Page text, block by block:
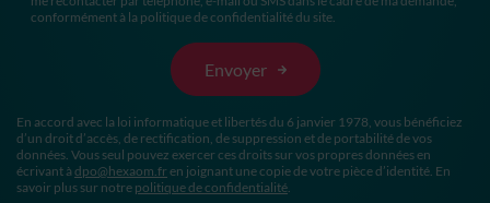
conformément à la politique de confidentialité du site.
En accord avec la loi informatique et libertés du 6 janvier 1978, vous bénéficiez
d’un droit d’accès, de rectification, de suppression et de portabilité de vos
données. Vous seul pouvez exercer ces droits sur vos propres données en
écrivant à dpo@hexaom.fr en joignant une copie de votre pièce d’identité. En
savoir plus sur notre politique de confidentialité.